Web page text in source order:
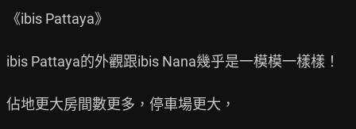
《ibis Pattaya》
ibis Pattaya的外觀跟ibis Nana幾乎是一模模一樣樣！
佔地更大房間數更多，停車場更大，